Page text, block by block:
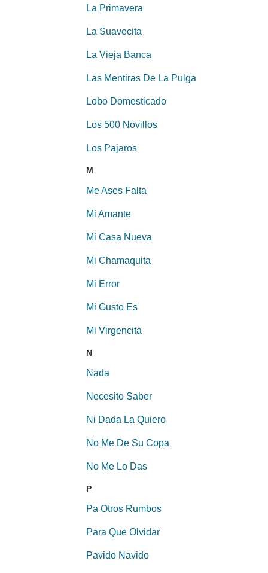
La Primavera
La Suavecita
La Vieja Banca
Las Mentiras De La Pulga
Lobo Domesticado
Los 500 Novillos
Los Pajaros
M
Me Ases Falta
Mi Amante
Mi Casa Nueva
Mi Chamaquita
Mi Error
Mi Gusto Es
Mi Virgencita
N
Nada
Necesito Saber
Ni Dada La Quiero
No Me De Su Copa
No Me Lo Das
P
Pa Otros Rumbos
Para Que Olvidar
Pavido Navido